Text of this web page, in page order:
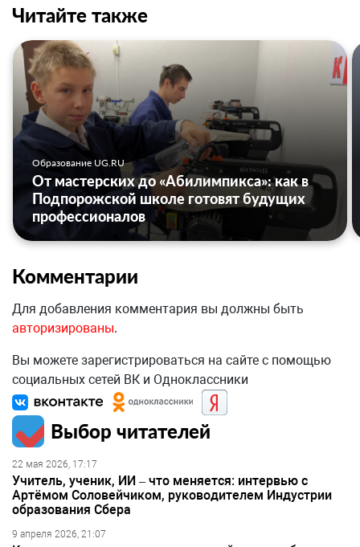
Читайте также
Образование UG.RU
От мастерских до «Абилимпикса»: как в
Подпорожской школе готовят будущих
профессионалов
Комментарии
Для добавления комментария вы должны быть
авторизированы.
Вы можете зарегистрироваться на сайте с помощью
социальных сетей ВК и Одноклассники
Выбор читателей
22 мая 2026, 17:17
Учитель, ученик, ИИ – что меняется: интервью с
Артёмом Соловейчиком, руководителем Индустрии
образования Сбера
9 апреля 2026, 21:07